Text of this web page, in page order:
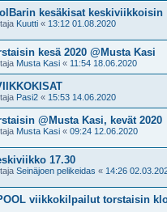
kesäkisat keskiviikkoisin
Kuutti « 13:12 01.08.2020
kesä 2020 @Musta Kasi
Musta Kasi « 11:54 18.06.2020
Pasi2 « 15:53 14.06.2020
@Musta Kasi, kevät 2020
Musta Kasi « 09:24 12.06.2020
17.30
Seinäjoen pelikeidas « 14:26
viikkokilpailut torstaisin